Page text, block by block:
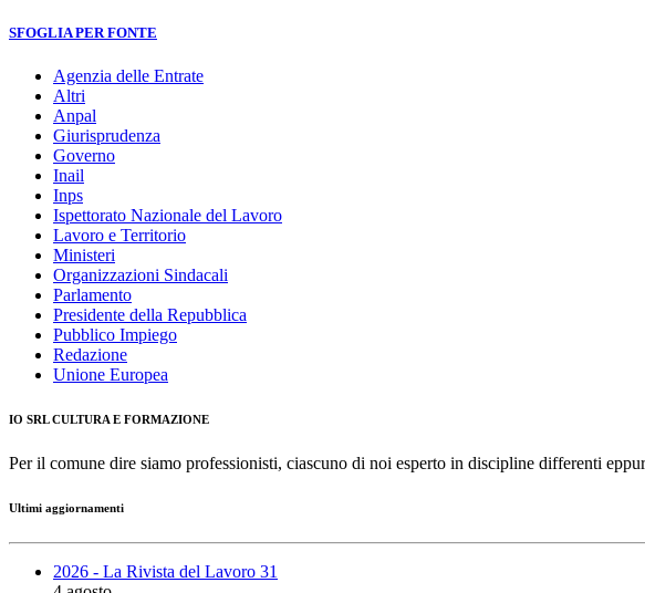
SFOGLIA PER FONTE
Agenzia delle Entrate
Altri
Anpal
Giurisprudenza
Governo
Inail
Inps
Ispettorato Nazionale del Lavoro
Lavoro e Territorio
Ministeri
Organizzazioni Sindacali
Parlamento
Presidente della Repubblica
Pubblico Impiego
Redazione
Unione Europea
IO SRL CULTURA E FORMAZIONE
Per il comune dire siamo professionisti, ciascuno di noi esperto in discipline differenti
Ultimi aggiornamenti
2026 - La Rivista del Lavoro 31